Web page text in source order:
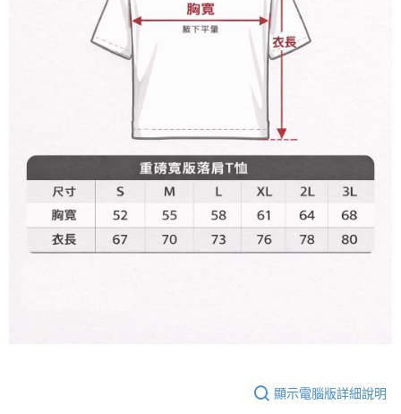
時審查核予不同之上限額度；若仍有額度不足之情形，本公司將視審查結果
請求用戶進行身份認證。
５．嚴禁一人註冊多個帳號或使用他人資訊註冊。若發現惡意使用之情形，
恩沛科技股份有限公司將有權停止該用戶之使用額度並採取法律行動。
顯示電腦版詳細說明